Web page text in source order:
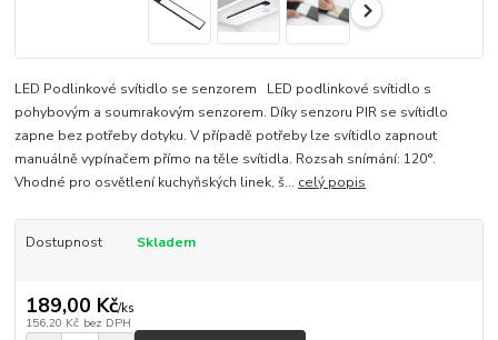
LED Podlinkové svítidlo se senzorem LED podlinkové svítidlo s
pohybovým a soumrakovým senzorem. Díky senzoru PIR se svítidlo
zapne bez potřeby dotyku. V případě potřeby lze svítidlo zapnout
manuálně vypínačem přímo na těle svítidla. Rozsah snímání: 120°.
Vhodné pro osvětlení kuchyňských linek, š... celý popis
Dostupnost Skladem
189,00 Kč/ks
156,20 Kč bez DPH